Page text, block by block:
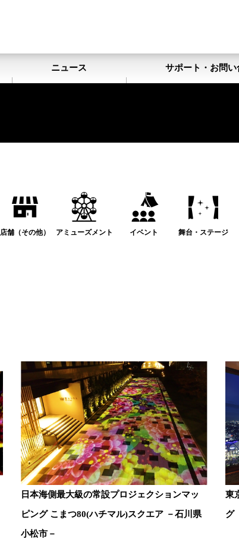
ニュース サポート・お問い
店舗（その他） アミューズメント イベント 舞台・ステージ
日本海側最大級の常設プロジェクションマッ
ピング こまつ80(ハチマル)スクエア －石川県
小松市－
東
グ